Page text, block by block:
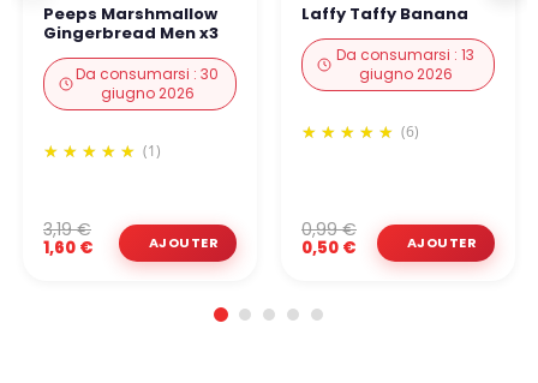
Peeps Marshmallow
Gingerbread Men x3
Da consumarsi : 30
giugno 2026
(1)
1,60 €
3,19 €
Laffy Taffy Banana
Da consumarsi : 13
giugno 2026
(6)
0,50 €
0,99 €